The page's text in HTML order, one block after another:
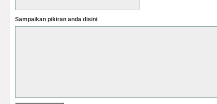
Sampaikan pikiran anda disini